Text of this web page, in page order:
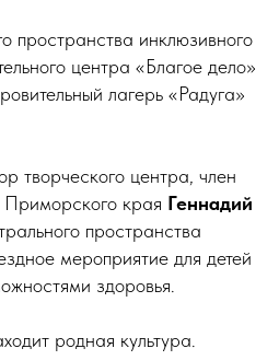
пространства инклюзивного
центра «Благое дело»
лагерь «Радуга»
творческого центра, член
края Геннадий
пространства
мероприятие для детей
здоровья.
родная культура.